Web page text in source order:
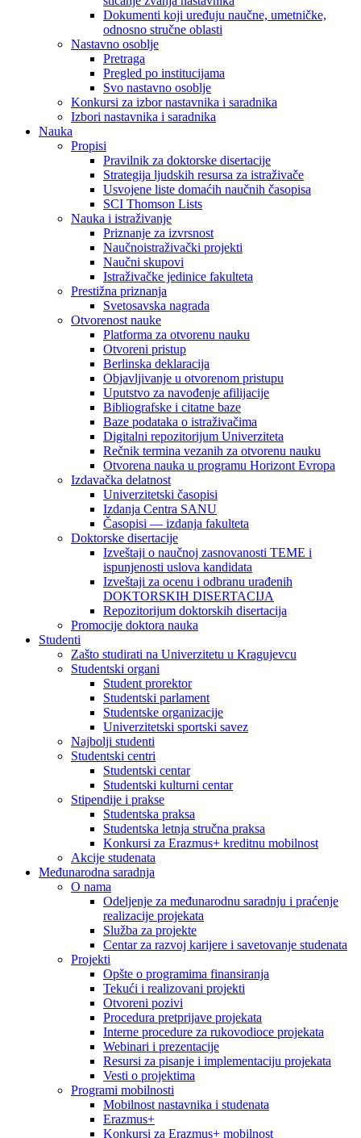
Dokumenti koji uređuju naučne, umetničke,
odnosno stručne oblasti
Nastavno osoblje
Pretraga
Pregled po institucijama
Svo nastavno osoblje
Konkursi za izbor nastavnika i saradnika
Izbori nastavnika i saradnika
Nauka
Propisi
Pravilnik za doktorske disertacije
Strategija ljudskih resursa za istraživače
Usvojene liste domaćih naučnih časopisa
SCI Thomson Lists
Nauka i istraživanje
Priznanje za izvrsnost
Naučnoistraživački projekti
Naučni skupovi
Istraživačke jedinice fakulteta
Prestižna priznanja
Svetosavska nagrada
Otvorenost nauke
Platforma za otvorenu nauku
Otvoreni pristup
Berlinska deklaracija
Objavljivanje u otvorenom pristupu
Uputstvo za navođenje afilijacije
Bibliografske i citatne baze
Baze podataka o istraživačima
Digitalni repozitorijum Univerziteta
Rečnik termina vezanih za otvorenu nauku
Otvorena nauka u programu Horizont Evropa
Izdavačka delatnost
Univerzitetski časopisi
Izdanja Centra SANU
Časopisi — izdanja fakulteta
Doktorske disertacije
Izveštaji o naučnoj zasnovanosti TEME i
ispunjenosti uslova kandidata
Izveštaji za ocenu i odbranu urađenih
DOKTORSKIH DISERTACIJA
Repozitorijum doktorskih disertacija
Promocije doktora nauka
Studenti
Zašto studirati na Univerzitetu u Kragujevcu
Studentski organi
Student prorektor
Studentski parlament
Studentske organizacije
Univerzitetski sportski savez
Najbolji studenti
Studentski centri
Studentski centar
Studentski kulturni centar
Stipendije i prakse
Studentska praksa
Studentska letnja stručna praksa
Konkursi za Erazmus+ kreditnu mobilnost
Akcije studenata
Međunarodna saradnja
O nama
Odeljenje za međunarodnu saradnju i praćenje
realizacije projekata
Služba za projekte
Centar za razvoj karijere i savetovanje studenata
Projekti
Opšte o programima finansiranja
Tekući i realizovani projekti
Otvoreni pozivi
Procedura pretprijave projekata
Interne procedure za rukovodioce projekata
Webinari i prezentacije
Resursi za pisanje i implementaciju projekata
Vesti o projektima
Programi mobilnosti
Mobilnost nastavnika i studenata
Erazmus+
Konkursi za Erazmus+ mobilnost